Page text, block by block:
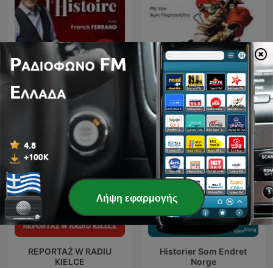
Les grands dossiers de
l'Histoire par Franck
Ferrand
Ναπολέων Βοναπάρτης
REPORTAŻ W RADIU
KIELCE
Historier Som Endret
Norge
Λήψη εφαρμογής